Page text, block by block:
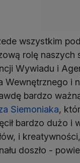
wszystkim
rolę naszych
Wywiadu i
Wewnętrznego i
bardzo
Siemoniaka,
bardzo dużo i
i
doszło -